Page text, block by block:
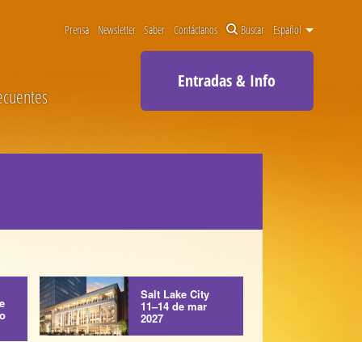
Prensa Newsletter Saber Contáctanos Buscar Español
Entradas & Info
Salt Lake City
11–14 de mar
2027